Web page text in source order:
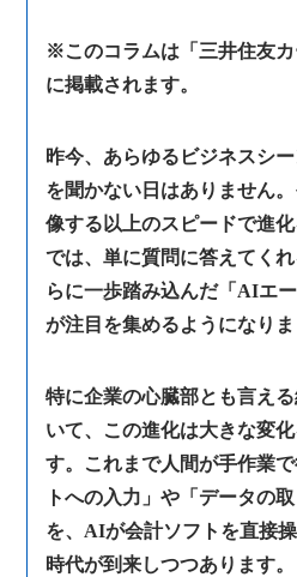
※このコラムは「三井住友カ
に掲載されます。
昨今、あらゆるビジネスシ
を聞かない日はありません
像する以上のスピードで進
では、単に質問に答えてく
らに一歩踏み込んだ「AIエ
が注目を集めるようになりま
特に企業の心臓部とも言え
いて、この進化は大きな変
す。これまで人間が手作業
トへの入力」や「データの
を、AIが会計ソフトを直接
時代が到来しつつあります。